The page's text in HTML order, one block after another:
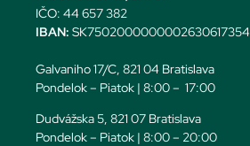
IČO: 44 657 382
IBAN: SK7502000000002630617354
Galvaniho 17/C, 821 04 Bratislava
Pondelok – Piatok | 8:00 – 17:00
Dudvážska 5, 821 07 Bratislava
Pondelok – Piatok | 8:00 – 20:00